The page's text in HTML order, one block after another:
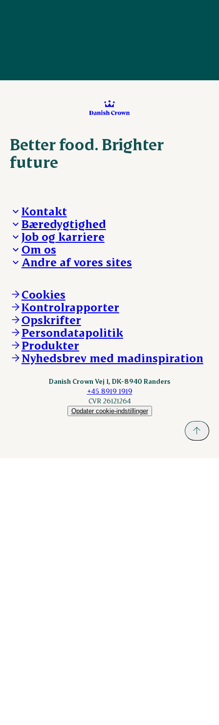
Better food. Brighter
future
Kontakt
Besøg Danish Crown
Presse og nyheder
Reklamationer
Whistleblower
Øvrige henvendelser
Bæredygtighed
Fra jord til bord
Hverdagen
Ansvarlighed og nøgletal
Job og karriere
Arbejd med os
Ledige stillinger
Om os
Hvem er vi
Vores resultater
Vores lokationer
Kontakt
Andre af vores sites
Andelsejere - kreatur
Danishcrownprofessional.com
DAT-Schaub.com
ESS-FOOD.com
Fonden Dansk Gastronomi
KLS.se
nordicspoor.com
Scanhide.dk
Cookies
Kontrolrapporter
Opskrifter
Persondatapolitik
Produkter
Nyhedsbrev med madinspiration
Danish Crown Vej 1, DK-8940 Randers
+45 8919 1919
CVR 26121264
Opdater cookie-indstillinger